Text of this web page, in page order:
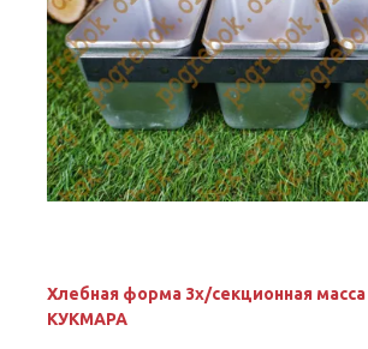
Хлебная форма 3x/секционная масса
КУКМАРА